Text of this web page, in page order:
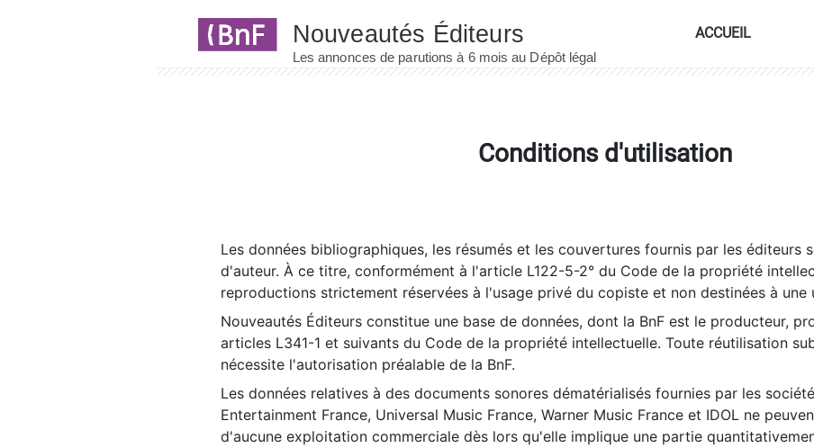
ACCUEIL
Conditions d'utilisation
Les données bibliographiques, les résumés et les couvertures fournis par les éditeurs
d'auteur. À ce titre, conformément à l'article L122-5-2° du Code de la propriété
reproductions strictement réservées à l'usage privé du copiste et non destinées à
Nouveautés Éditeurs constitue une base de données, dont la BnF est le producteur,
articles L341-1 et suivants du Code de la propriété intellectuelle. Toute réutilisation
nécessite l'autorisation préalable de la BnF.
Les données relatives à des documents sonores dématérialisés fournies par les
Entertainment France, Universal Music France, Warner Music France et IDOL ne
d'aucune exploitation commerciale dès lors qu'elle implique une partie